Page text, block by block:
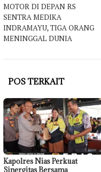
MOTOR DI DEPAN RS
SENTRA MEDIKA
INDRAMAYU, TIGA ORANG
MENINGGAL DUNIA
POS TERKAIT
Kapolres Nias Perkuat
Sinergitas Bersama